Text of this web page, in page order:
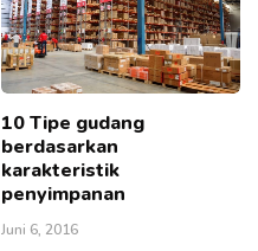
10 Tipe gudang
berdasarkan
karakteristik
penyimpanan
Juni 6, 2016